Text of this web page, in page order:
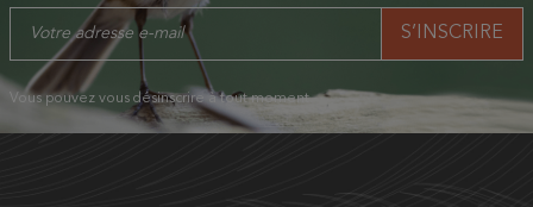
Vous pouvez vous désinscrire à tout moment.